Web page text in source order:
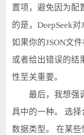
置项，避免因为配
的是，DeepSeek
如果你的JSON文
或者给出错误的结
性至关重要。
最后，我想强调
具中的一种。 选
数据类型。 在某